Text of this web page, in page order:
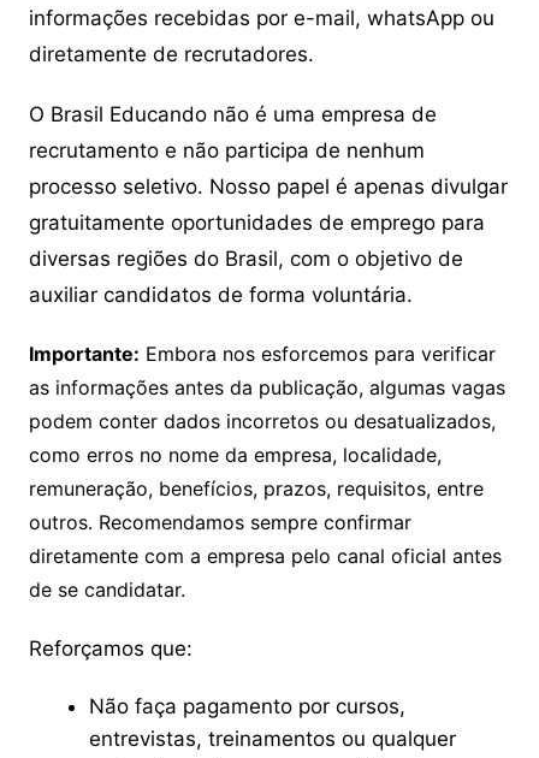
informações recebidas por e-mail, whatsApp ou
diretamente de recrutadores.
O Brasil Educando não é uma empresa de
recrutamento e não participa de nenhum
processo seletivo. Nosso papel é apenas divulgar
gratuitamente oportunidades de emprego para
diversas regiões do Brasil, com o objetivo de
auxiliar candidatos de forma voluntária.
Importante: Embora nos esforcemos para verificar
as informações antes da publicação, algumas vagas
podem conter dados incorretos ou desatualizados,
como erros no nome da empresa, localidade,
remuneração, benefícios, prazos, requisitos, entre
outros. Recomendamos sempre confirmar
diretamente com a empresa pelo canal oficial antes
de se candidatar.
Reforçamos que:
Não faça pagamento por cursos,
entrevistas, treinamentos ou qualquer